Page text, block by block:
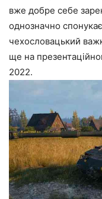
вже добре себе
однозначно
чехословацький
ще на
2022.